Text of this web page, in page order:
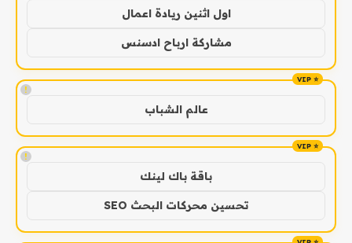
اول اثنين ريادة اعمال
مشاركة ارباح ادسنس
!
عالم الشباب
!
باقة باك لينك
تحسين محركات البحث SEO